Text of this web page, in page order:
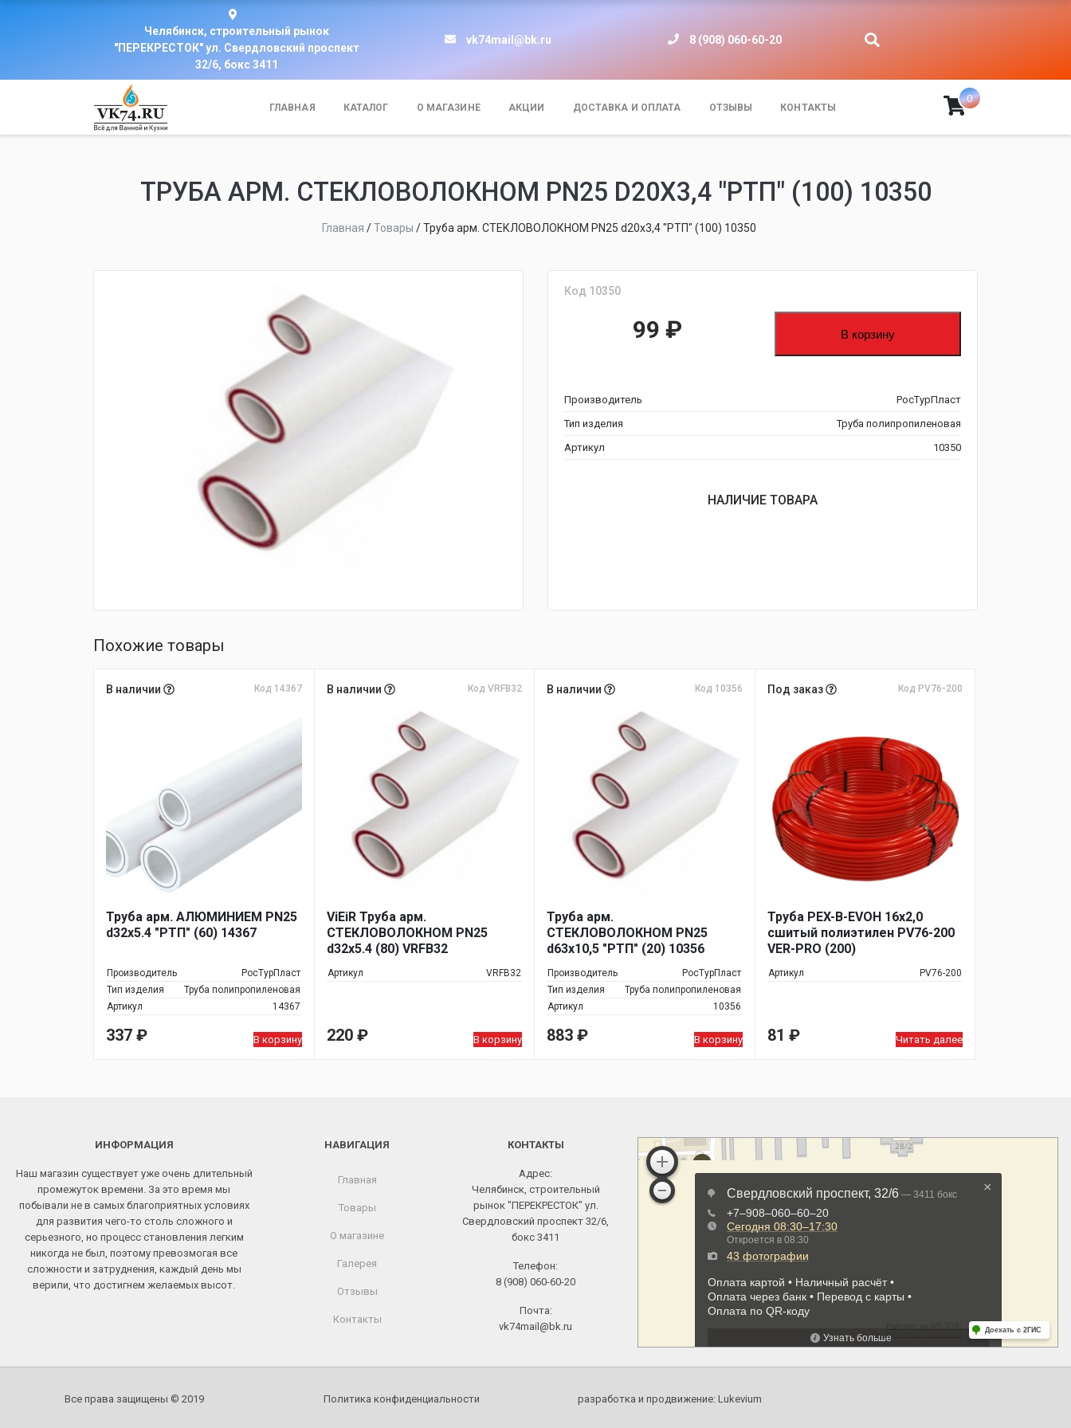
Челябинск, строительный рынок
"ПЕРЕКРЕСТОК" ул. Свердловский проспект
32/6, бокс 3411
vk74mail@bk.ru 8 (908) 060-60-20
ГЛАВНАЯ КАТАЛОГ О МАГАЗИНЕ АКЦИИ ДОСТАВКА И ОПЛАТА ОТЗЫВЫ КОНТАКТЫ
0
ТРУБА АРМ. СТЕКЛОВОЛОКНОМ PN25 D20Х3,4 "РТП" (100) 10350
Главная /Товары /Труба арм. СТЕКЛОВОЛОКНОМ PN25 d20х3,4 "РТП" (100) 10350
Код 10350
99 ₽ В корзину
Производитель
РосТурПласт
Тип изделия
Труба полипропиленовая
Артикул
10350
НАЛИЧИЕ ТОВАРА
Похожие товары
В наличии Код 14367
Труба арм. АЛЮМИНИЕМ PN25
d32х5.4 "РТП" (60) 14367
Производитель
РосТурПласт
Тип изделия
Труба полипропиленовая
Артикул
14367
337 ₽ В корзину
В наличии Код VRFB32
ViEiR Труба арм.
СТЕКЛОВОЛОКНОМ PN25
d32х5.4 (80) VRFB32
Артикул VRFB32
220 ₽ В корзину
В наличии Код 10356
Труба арм.
СТЕКЛОВОЛОКНОМ PN25
d63х10,5 "РТП" (20) 10356
Производитель
РосТурПласт
Тип изделия
Труба полипропиленовая
Артикул
10356
883 ₽ В корзину
Под заказ Код PV76-200
Труба PEX-B-EVOH 16х2,0
сшитый полиэтилен PV76-200
VER-PRO (200)
Артикул PV76-200
81 ₽ Читать далее
ИНФОРМАЦИЯ
Наш магазин существует уже очень длительный
промежуток времени. За это время мы
побывали не в самых благоприятных условиях
для развития чего-то столь сложного и
серьезного, но процесс становления легким
никогда не был, поэтому превозмогая все
сложности и затруднения, каждый день мы
верили, что достигнем желаемых высот.
НАВИГАЦИЯ
Главная
Товары
О магазине
Галерея
Отзывы
Контакты
КОНТАКТЫ
Адрес:
Челябинск, строительный
рынок "ПЕРЕКРЕСТОК" ул.
Свердловский проспект 32/6,
бокс 3411
Телефон:
8 (908) 060-60-20
Почта:
vk74mail@bk.ru
Все права защищены © 2019 Политика конфиденциальности разработка и продвижение: Lukevium